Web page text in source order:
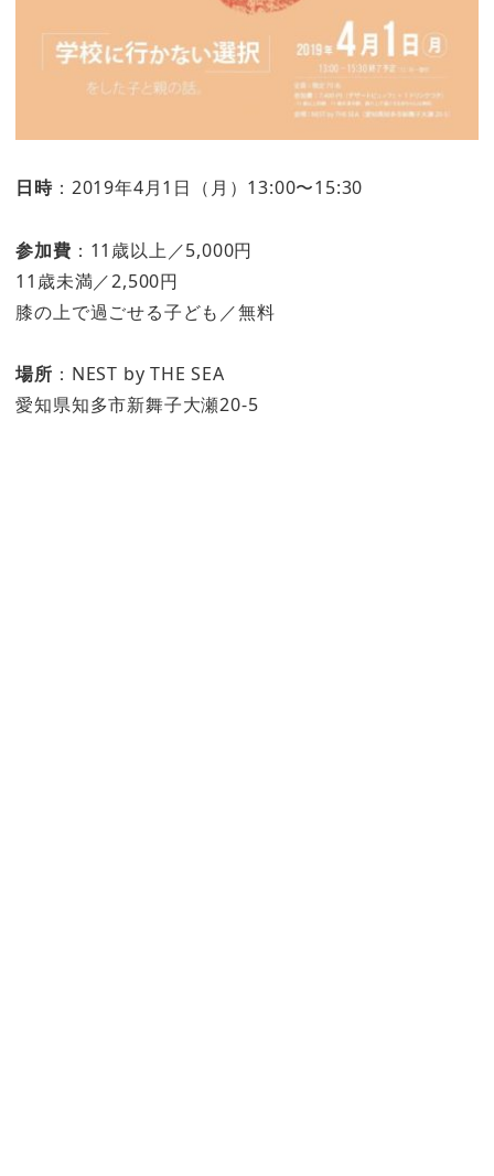
日時 ：2019年4月1日（月）13:00〜15:30
参加費 ：11歳以上／5,000円
11歳未満／2,500円
膝の上で過ごせる子ども／無料
場所 ：NEST by THE SEA
愛知県知多市新舞子大瀬20-5